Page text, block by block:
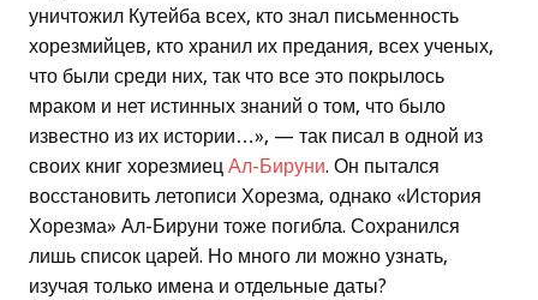
уничтожил Кутейба всех, кто знал письменность
хорезмийцев, кто хранил их предания, всех ученых,
что были среди них, так что все это покрылось
мраком и нет истинных знаний о том, что было
известно из их истории…», — так писал в одной из
своих книг хорезмиец Ал-Бируни. Он пытался
восстановить летописи Хорезма, однако «История
Хорезма» Ал-Бируни тоже погибла. Сохранился
лишь список царей. Но много ли можно узнать,
изучая только имена и отдельные даты?